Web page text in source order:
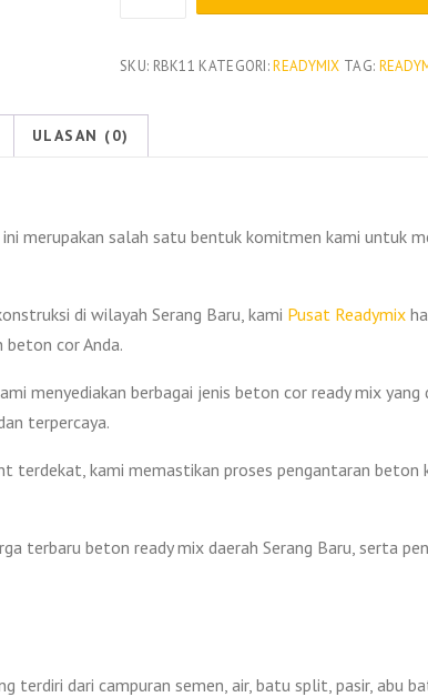
Readymix
Baru
SKU: RBK11 KATEGORI:READYMIX TAG:
ULASAN (0)
merupakan salah satu bentuk komitmen kami untuk
di wilayah Serang Baru, kami Pusat Readymix
beton cor Anda.
menyediakan berbagai jenis beton cor ready mix
terpercaya.
terdekat, kami memastikan proses pengantaran beton
terbaru beton ready mix daerah Serang Baru, serta
terdiri dari campuran semen, air, batu split, pasir, abu